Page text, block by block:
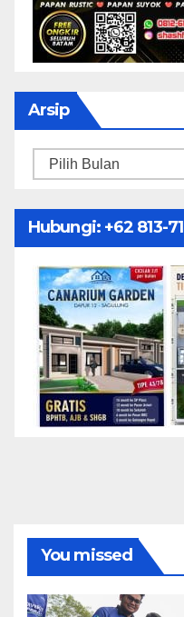
Arsip
Arsip
Hubungi: ‪+62 813-
You missed